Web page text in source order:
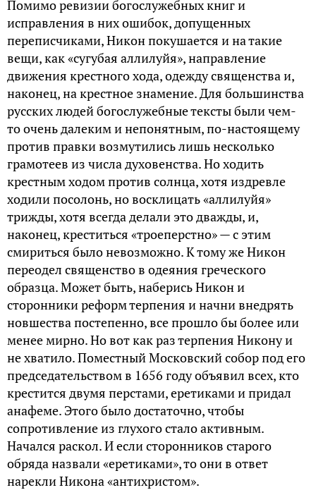
Помимо ревизии богослужебных книг и
исправления в них ошибок, допущенных
переписчиками, Никон покушается и на такие
вещи, как «сугубая аллилуйя», направление
движения крестного хода, одежду священства и,
наконец, на крестное знамение. Для большинства
русских людей богослужебные тексты были чем-
то очень далеким и непонятным, по-настоящему
против правки возмутились лишь несколько
грамотеев из числа духовенства. Но ходить
крестным ходом против солнца, хотя издревле
ходили посолонь, но восклицать «аллилуйя»
трижды, хотя всегда делали это дважды, и,
наконец, креститься «троеперстно» — с этим
смириться было невозможно. К тому же Никон
переодел священство в одеяния греческого
образца. Может быть, наберись Никон и
сторонники реформ терпения и начни внедрять
новшества постепенно, все прошло бы более или
менее мирно. Но вот как раз терпения Никону и
не хватило. Поместный Московский собор под его
председательством в 1656 году объявил всех, кто
крестится двумя перстами, еретиками и придал
анафеме. Этого было достаточно, чтобы
сопротивление из глухого стало активным.
Начался раскол. И если сторонников старого
обряда назвали «еретиками», то они в ответ
нарекли Никона «антихристом».